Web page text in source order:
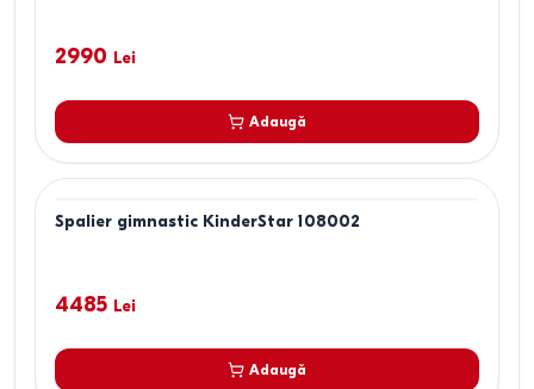
2990 Lei
Adaugă
Spalier gimnastic KinderStar 108002
4485 Lei
Adaugă